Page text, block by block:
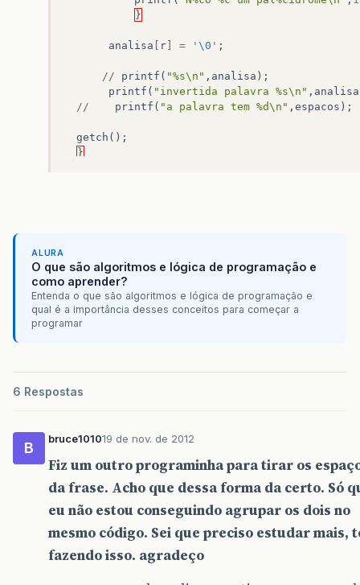
}
analisa r = '\0' ;
// printf ( "%s\n" , analisa );
printf ( "invertida palavra %s\n" , analisa
//
printf ( "a palavra tem %d\n" , espacos );
getch ();
}
ALURA
O que são algoritmos e lógica de programação e
como aprender?
Entenda o que são algoritmos e lógica de programação e
qual é a importância desses conceitos para começar a
programar
6 Respostas
B
bruce101019 de nov. de 2012
Fiz um outro programinha para tirar os
da frase. Acho que dessa forma da certo. Só
eu não estou conseguindo agrupar os dois no
mesmo código. Sei que preciso estudar mais,
fazendo isso. agradeço